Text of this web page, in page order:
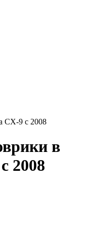
CX-9 с 2008
в
2008